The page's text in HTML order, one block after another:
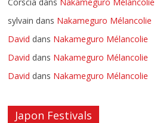
sylvain dans Nakameguro Mélancolie
David dans Nakameguro Mélancolie
David dans Nakameguro Mélancolie
David dans Nakameguro Mélancolie
Japon Festivals